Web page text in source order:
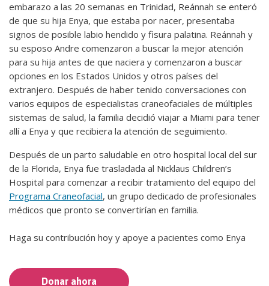
embarazo a las 20 semanas en Trinidad, Reánnah se enteró
de que su hija Enya, que estaba por nacer, presentaba
signos de posible labio hendido y fisura palatina. Reánnah y
su esposo Andre comenzaron a buscar la mejor atención
para su hija antes de que naciera y comenzaron a buscar
opciones en los Estados Unidos y otros países del
extranjero. Después de haber tenido conversaciones con
varios equipos de especialistas craneofaciales de múltiples
sistemas de salud, la familia decidió viajar a Miami para tener
allí a Enya y que recibiera la atención de seguimiento.
Después de un parto saludable en otro hospital local del sur
de la Florida, Enya fue trasladada al Nicklaus Children’s
Hospital para comenzar a recibir tratamiento del equipo del
Programa Craneofacial, un grupo dedicado de profesionales
médicos que pronto se convertirían en familia.
Haga su contribución hoy y apoye a pacientes como Enya
Donar ahora